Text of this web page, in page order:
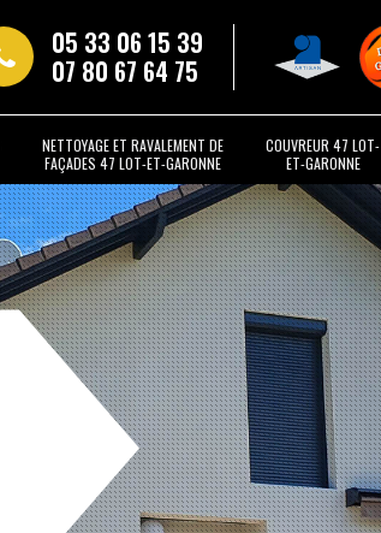
05 33 06 15 39
07 80 67 64 75
NETTOYAGE ET RAVALEMENT DE
FAÇADES 47 LOT-ET-GARONNE
COUVREUR 47 LOT-
ET-GARONNE